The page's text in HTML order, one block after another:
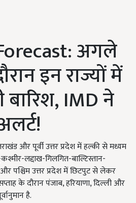
अगले
इन राज्यों में
IMD ने
और पूर्वी उत्तर प्रदेश में हल्की से मध्यम
लद्दाख-गिलगित-बाल्टिस्तान-
पश्चिम उत्तर प्रदेश में छिटपुट से लेकर
के दौरान पंजाब, हरियाणा, दिल्ली और
है.